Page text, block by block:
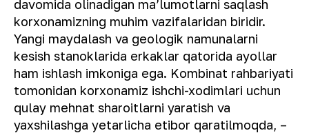
davomida olinadigan maʼlumotlarni saqlash
korxonamizning muhim vazifalaridan biridir.
Yangi maydalash va geologik namunalarni
kesish stanoklarida erkaklar qatorida ayollar
ham ishlash imkoniga ega. Kombinat rahbariyati
tomonidan korxonamiz ishchi-xodimlari uchun
qulay mehnat sharoitlarni yaratish va
yaxshilashga yetarlicha etibor qaratilmoqda, –